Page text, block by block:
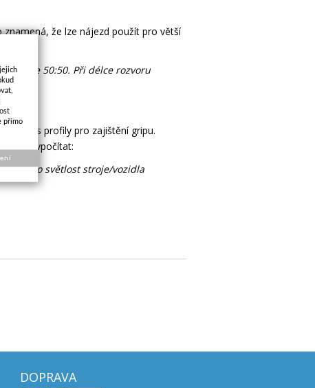
že lze nájezd použít pro větší
je 50:50. Při délce rozvoru
nebo s profily pro zajištění gripu.
pak vypočítat:
jako světlost stroje/vozidla
DOPRAVA
přímo